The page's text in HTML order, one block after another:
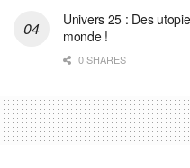
Univers 25 : Des
monde !
0 SHARES